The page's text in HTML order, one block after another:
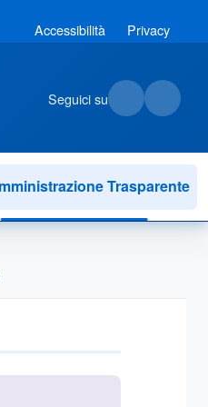
Accessibilità Privacy
Seguici su
Trasparente